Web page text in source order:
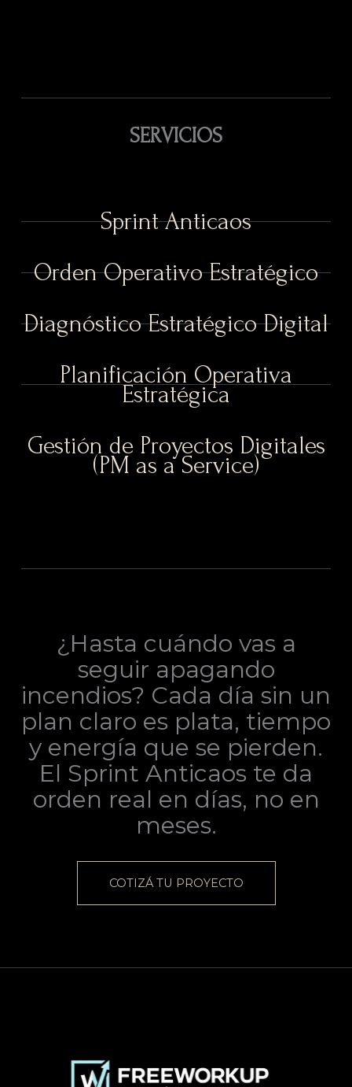
SERVICIOS
Sprint Anticaos
Orden Operativo Estratégico
Diagnóstico Estratégico Digital
Planificación Operativa
Estratégica
Gestión de Proyectos Digitales
(PM as a Service)
¿Hasta cuándo vas a
seguir apagando
incendios? Cada día sin un
plan claro es plata, tiempo
y energía que se pierden.
El Sprint Anticaos te da
orden real en días, no en
meses.
COTIZÁ TU PROYECTO